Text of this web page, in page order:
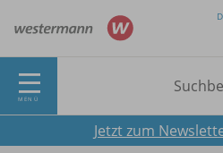
MENÜ
Jetzt zum